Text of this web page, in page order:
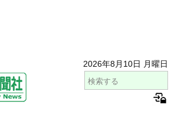
2026年8月10日 月曜日